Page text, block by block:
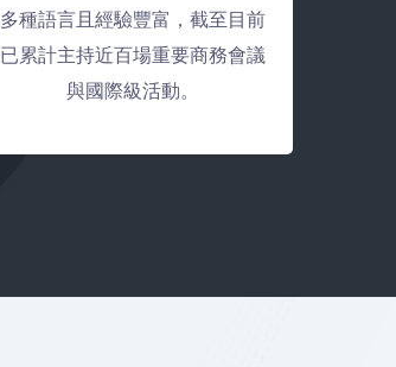
多種語言且經驗豐富，截至目前
已累計主持近百場重要商務會議
與國際級活動。